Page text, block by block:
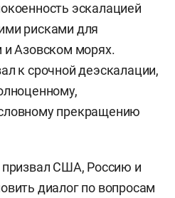
эскалацией
рисками для
и Азовском морях.
к срочной деэскалации,
прекращению
призвал США, Россию и
диалог по вопросам